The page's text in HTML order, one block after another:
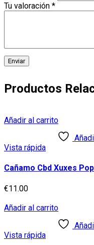
Tu valoración *
Productos
Añadir al carrito
Vista rápida
Cañamo Cbd Xuxes
€11.00
Añadir al carrito
Vista rápida